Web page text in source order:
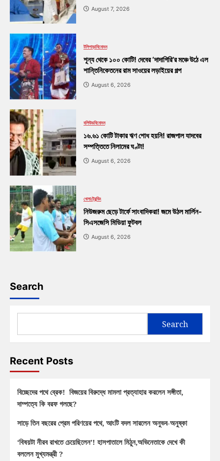
August 7, 2026
টলিপাড়াবিনোদন
শূন্য থেকে ১০০ কোটি! দেবের ‘দাদাগিরি’র মঞ্চে উঠে এল
শান্তিনিকেতনের রাম সাওয়ের লড়াইয়ের গল্প
August 6, 2026
বলিউডবিনোদন
১৬.৬১ কোটি টাকার ঋণ শোধ হয়নি! রাজপাল যাদবের
সম্পত্তিতে নিলামের ঘণ্টা!
August 6, 2026
খেলাট্রেন্ডিং
নিউজরুম ছেড়ে টার্ফে সাংবাদিকরা! জমে উঠল মার্লিন-
সিএসজেসি মিডিয়া ফুটবল
August 6, 2026
Search
Search
Recent Posts
বিচ্ছেদের পথে ব্রেক! বিজয়ের বিরুদ্ধে মামলা প্রত্যাহার করলেন সঙ্গীতা,
দাম্পত্যে কি বরফ গলছে?
সাড়ে তিন বছরের প্রেম পরিণয়ের পথে, আংটি বদল সারলেন অনুভব-অনুষ্কা
‘বিষয়টা নীরব রাখতে চেয়েছিলেন’! হাসপাতালে মিঠুন,অভিনেতাকে দেখে কী
বললেন মুখ্যমন্ত্রী ?